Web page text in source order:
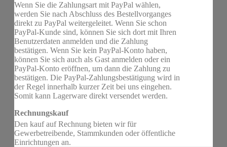
Wenn Sie die Zahlungsart mit PayPal wählen,
werden Sie nach Abschluss des Bestellvorganges
direkt zu PayPal weitergeleitet. Wenn Sie schon
PayPal-Kunde sind, können Sie sich dort mit Ihren
Benutzerdaten anmelden und die Zahlung
bestätigen. Wenn Sie kein PayPal-Konto haben,
können Sie sich auch als Gast anmelden oder ein
PayPal-Konto eröffnen, um dann die Zahlung zu
bestätigen. Die PayPal-Zahlungsbestätigung wird in
der Regel innerhalb kurzer Zeit bei uns eingehen.
Somit kann Lagerware direkt versendet werden.
Rechnungskauf
Den kauf auf Rechnung bieten wir für
Gewerbetreibende, Stammkunden oder öffentliche
Einrichtungen an.